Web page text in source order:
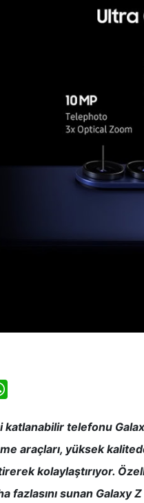
katlanabilir telefonu
araçları, yüksek
kolaylaştırıyor.
fazlasını sunan Galaxy